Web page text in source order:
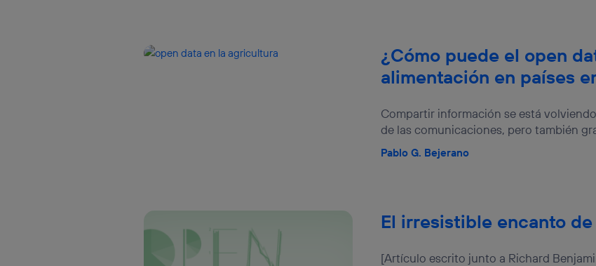
¿Cómo puede el open
alimentación en países
Compartir información se está
de las comunicaciones, pero también
Pablo G. Bejerano
El irresistible encanto
[Artículo escrito junto a Richard